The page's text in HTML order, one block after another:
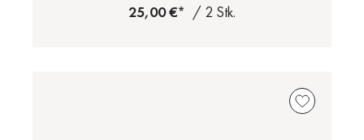
25,00 €* / 2 Stk.